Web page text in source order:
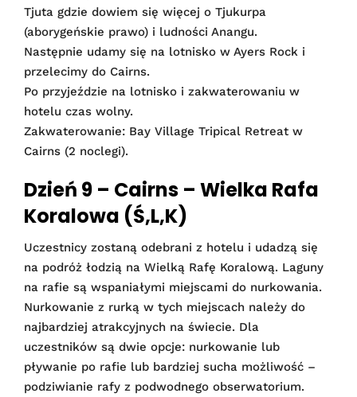
Tjuta gdzie dowiem się więcej o Tjukurpa
(aborygeńskie prawo) i ludności Anangu.
Następnie udamy się na lotnisko w Ayers Rock i
przelecimy do Cairns.
Po przyjeździe na lotnisko i zakwaterowaniu w
hotelu czas wolny.
Zakwaterowanie: Bay Village Tripical Retreat w
Cairns (2 noclegi).
Dzień 9 – Cairns – Wielka Rafa
Koralowa (Ś,L,K)
Uczestnicy zostaną odebrani z hotelu i udadzą się
na podróż łodzią na Wielką Rafę Koralową. Laguny
na rafie są wspaniałymi miejscami do nurkowania.
Nurkowanie z rurką w tych miejscach należy do
najbardziej atrakcyjnych na świecie. Dla
uczestników są dwie opcje: nurkowanie lub
pływanie po rafie lub bardziej sucha możliwość –
podziwianie rafy z podwodnego obserwatorium.